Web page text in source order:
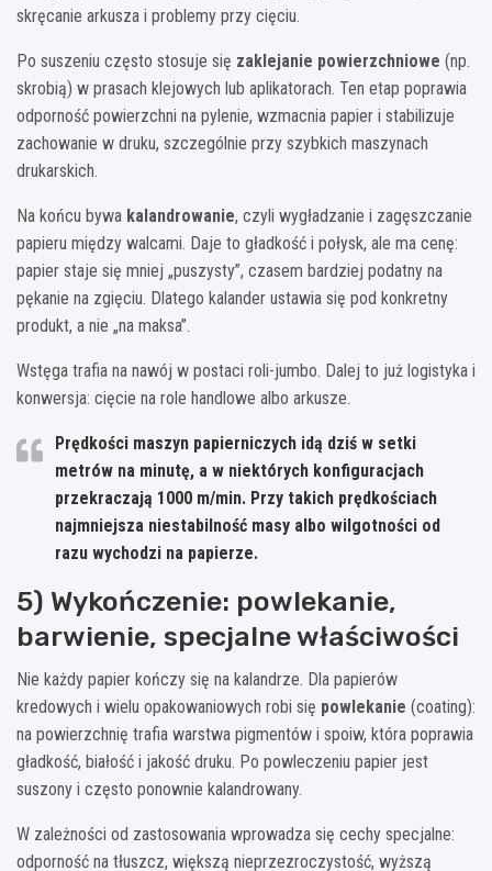
skręcanie arkusza i problemy przy cięciu.
Po suszeniu często stosuje się zaklejanie powierzchniowe (np.
skrobią) w prasach klejowych lub aplikatorach. Ten etap poprawia
odporność powierzchni na pylenie, wzmacnia papier i stabilizuje
zachowanie w druku, szczególnie przy szybkich maszynach
drukarskich.
Na końcu bywa kalandrowanie, czyli wygładzanie i zagęszczanie
papieru między walcami. Daje to gładkość i połysk, ale ma cenę:
papier staje się mniej „puszysty”, czasem bardziej podatny na
pękanie na zgięciu. Dlatego kalander ustawia się pod konkretny
produkt, a nie „na maksa”.
Wstęga trafia na nawój w postaci roli-jumbo. Dalej to już logistyka i
konwersja: cięcie na role handlowe albo arkusze.
Prędkości maszyn papierniczych idą dziś w setki
metrów na minutę, a w niektórych konfiguracjach
przekraczają 1000 m/min. Przy takich prędkościach
najmniejsza niestabilność masy albo wilgotności od
razu wychodzi na papierze.
5) Wykończenie: powlekanie,
barwienie, specjalne właściwości
Nie każdy papier kończy się na kalandrze. Dla papierów
kredowych i wielu opakowaniowych robi się powlekanie (coating):
na powierzchnię trafia warstwa pigmentów i spoiw, która poprawia
gładkość, białość i jakość druku. Po powleczeniu papier jest
suszony i często ponownie kalandrowany.
W zależności od zastosowania wprowadza się cechy specjalne:
odporność na tłuszcz, większą nieprzezroczystość, wyższą